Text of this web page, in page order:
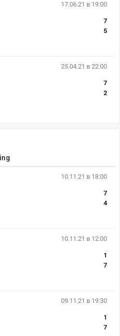
17.06.21 в 19:00
7
5
25.04.21 в 22:00
7
2
10.11.21 в 18:00
7
4
10.11.21 в 12:00
1
7
09.11.21 в 19:30
1
7